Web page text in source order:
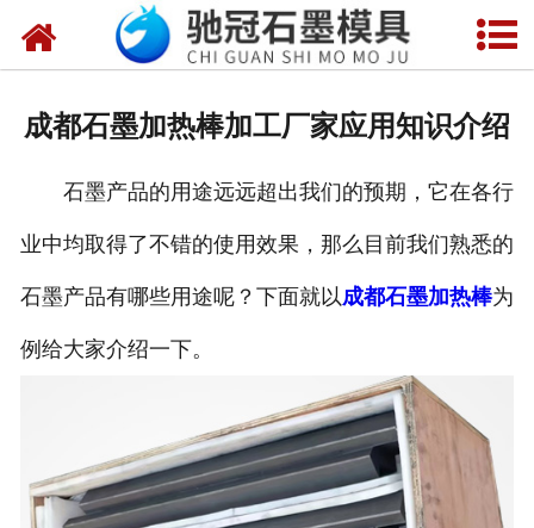
网站首页
成都石墨加热棒加工厂家应用知识介绍
石墨产品的用途远远超出我们的预期，它在各行
业中均取得了不错的使用效果，那么目前我们熟悉的
石墨产品有哪些用途呢？下面就以成都石墨加热棒为
例给大家介绍一下。